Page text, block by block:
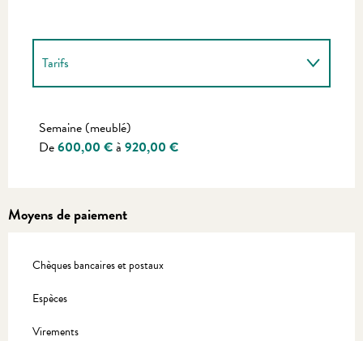
Tarifs
Semaine (meublé)
De600,00 €à 920,00 €
Moyens de paiement
Chèques bancaires et postaux
Espèces
Virements